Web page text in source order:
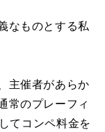
なものとする私
主催者があらか
常のプレーフィ
てコンペ料金を